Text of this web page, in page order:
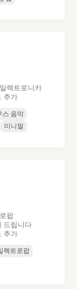
일렉트로니카
추가
스 음악
미니멀
팝
드립니다
추가
렉트로팝